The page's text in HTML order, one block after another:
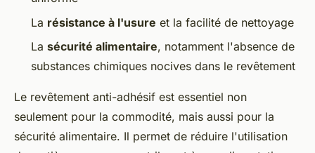
La résistance à l'usure et la facilité de nettoyage
La sécurité alimentaire, notamment l'absence de
substances chimiques nocives dans le revêtement
Le revêtement anti-adhésif est essentiel non
seulement pour la commodité, mais aussi pour la
sécurité alimentaire. Il permet de réduire l'utilisation